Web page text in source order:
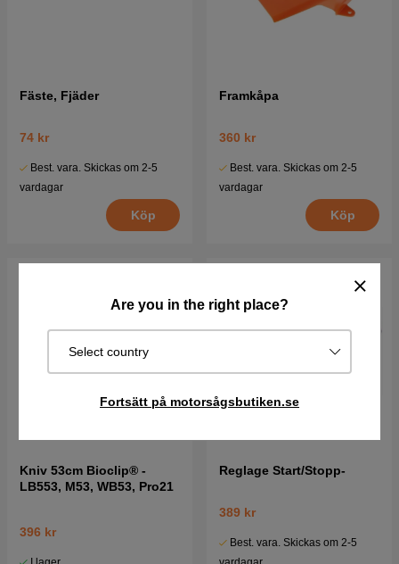
Are you in the right place?
Select country
Fortsätt på motorsågsbutiken.se
Fäste, Fjäder
74 kr
Best. vara. Skickas om 2-5
vardagar
Köp
Framkåpa
360 kr
Best. vara. Skickas om 2-5
vardagar
Köp
Kniv 53cm Bioclip® -
LB553, M53, WB53, Pro21
396 kr
Reglage Start/Stopp-
389 kr
Best. vara. Skickas om 2-5